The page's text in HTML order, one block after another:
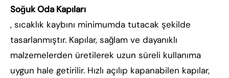
Soğuk Oda Kapıları
, sıcaklık kaybını minimumda tutacak şekilde
tasarlanmıştır. Kapılar, sağlam ve dayanıklı
malzemelerden üretilerek uzun süreli kullanıma
uygun hale getirilir. Hızlı açılıp kapanabilen kapılar,